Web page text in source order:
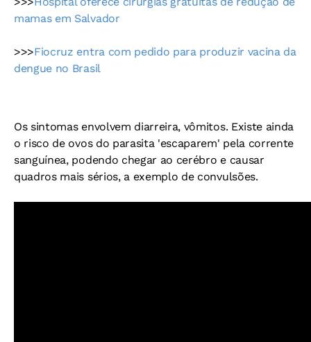
mamas em Salvador
>>>Fiocruz entra com pedido para produzir vacina da
dengue no Brasil
Os sintomas envolvem diarreira, vômitos. Existe ainda
o risco de ovos do parasita 'escaparem' pela corrente
sanguínea, podendo chegar ao cerébro e causar
quadros mais sérios, a exemplo de convulsões.